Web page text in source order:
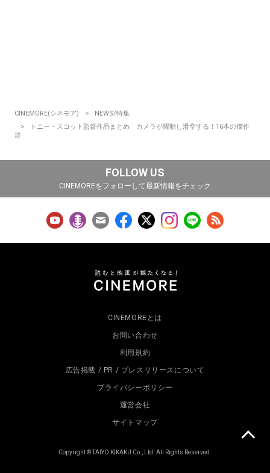
CINEMORE(シネモア)
NEWS/特集
トニー・スコット監督作品まとめ カメラが躍動し滑空する！16本の傑作
群
FOLLOW US
CINEMOREをフォローして最新情報をチェック
CINEMOREとは
お問い合わせ
利用規約
広告掲載 / PR / プレスリリースについて
プライバシーポリシー
運営会社
サイトマップ
Copyright © TAIYO KIKAKU Co., Ltd. All Rights Reserved.